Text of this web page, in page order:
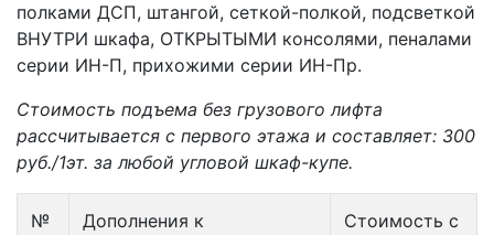
полками ДСП, штангой, сеткой-полкой, подсветкой
ВНУТРИ шкафа, ОТКРЫТЫМИ консолями, пеналами
серии ИН-П, прихожими серии ИН-Пр.
Стоимость подъема без грузового лифта
рассчитывается с первого этажа и составляет: 300
руб./1эт. за любой угловой шкаф-купе.
№
Дополнения к
Стоимость с